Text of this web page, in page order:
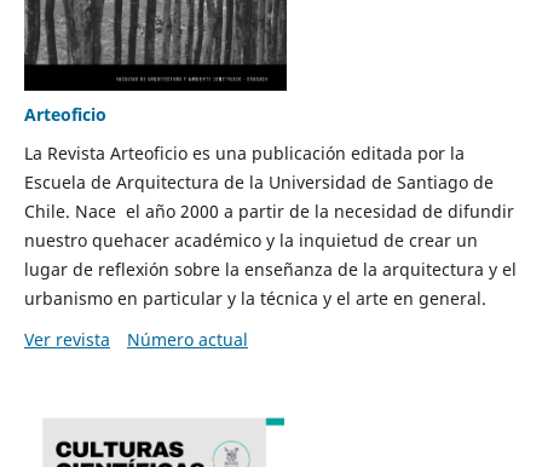
Arteoficio
La Revista Arteoficio es una publicación editada por la
Escuela de Arquitectura de la Universidad de Santiago de
Chile. Nace el año 2000 a partir de la necesidad de difundir
nuestro quehacer académico y la inquietud de crear un
lugar de reflexión sobre la enseñanza de la arquitectura y el
urbanismo en particular y la técnica y el arte en general.
Ver revista
Número actual